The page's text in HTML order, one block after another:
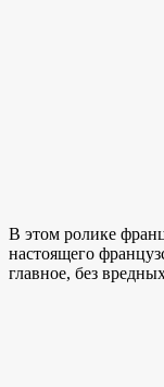
В этом ролике
настоящего
главное, без